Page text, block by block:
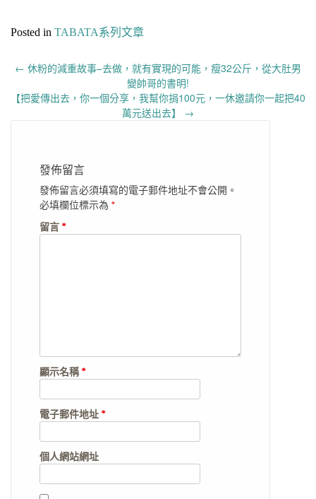
Posted in TABATA系列文章
Post
← 休粉的減重故事–去做，就有實現的可能，瘦32公斤，從大肚男
變帥哥的書明!
【把愛傳出去，你一個分享，我幫你捐100元，一休邀請你一起把40
萬元送出去】 →
發佈留言
發佈留言必須填寫的電子郵件地址不會公開。
必填欄位標示為 *
留言 *
顯示名稱*
電子郵件地址 *
個人網站網址